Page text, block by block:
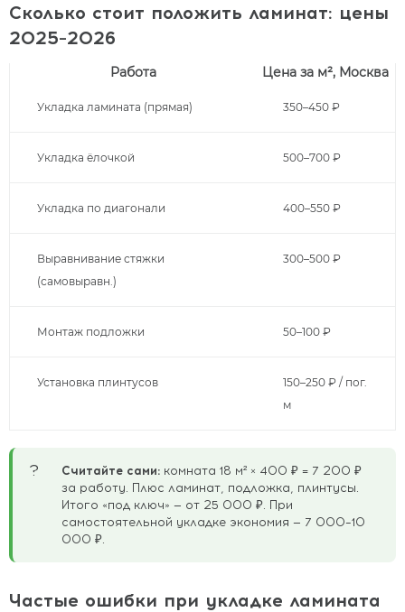
Сколько стоит положить ламинат: цены
2025–2026
Работа Цена за м², Москва
Укладка ламината (прямая) 350–450 ₽
Укладка ёлочкой 500–700 ₽
Укладка по диагонали 400–550 ₽
Выравнивание стяжки
(самовыравн.)
300–500 ₽
Монтаж подложки 50–100 ₽
Установка плинтусов
150–250 ₽ / пог.
м
? Считайте сами: комната 18 м² × 400 ₽ = 7 200 ₽
за работу. Плюс ламинат, подложка, плинтусы.
Итого «под ключ» — от 25 000 ₽. При
самостоятельной укладке экономия — 7 000–10
000 ₽.
Частые ошибки при укладке ламината